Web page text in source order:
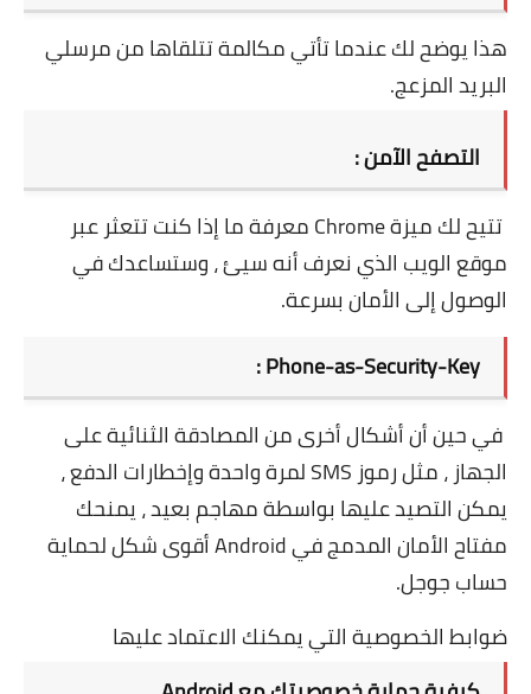
هذا يوضح لك عندما تأتي مكالمة تتلقاها من مرسلي
البريد المزعج.
التصفح الآمن :
تتيح لك ميزة Chrome معرفة ما إذا كنت تتعثر عبر
موقع الويب الذي نعرف أنه سيئ ، وستساعدك في
الوصول إلى الأمان بسرعة.
Phone-as-Security-Key :
في حين أن أشكال أخرى من المصادقة الثنائية على
الجهاز ، مثل رموز SMS لمرة واحدة وإخطارات الدفع ،
يمكن التصيد عليها بواسطة مهاجم بعيد ، يمنحك
مفتاح الأمان المدمج في Android أقوى شكل لحماية
حساب جوجل.
ضوابط الخصوصية التي يمكنك الاعتماد عليها